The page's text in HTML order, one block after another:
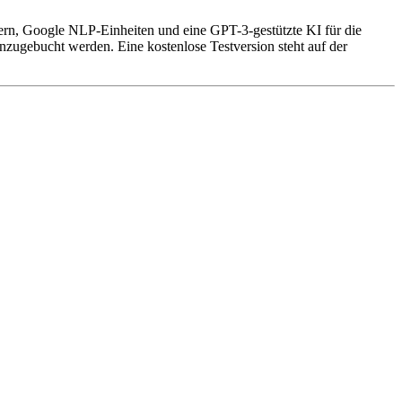
und mittels LanguageTool auf Grammatik und
und kann anschließend heruntergeladen werden. Ebenso
Google NLP-Einheiten und eine GPT-3-gestützte KI für die
werden. Eine kostenlose Testversion steht auf der